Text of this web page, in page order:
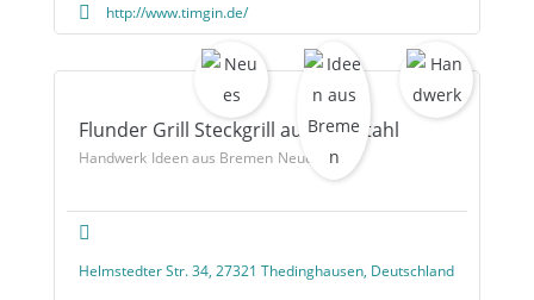
http://www.timgin.de/
Flunder Grill Steckgrill aus Edelstahl
Handwerk Ideen aus Bremen Neues
Helmstedter Str. 34, 27321 Thedinghausen, Deutschland